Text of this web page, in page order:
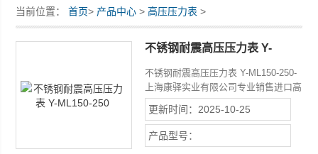
当前位置：首页> 产品中心 >高压压力表 >
不锈钢耐震高压压力表 Y-
不锈钢耐震高压压力表 Y-ML150-250-
上海康驿实业有限公司专业销售进口高
压压力表高精度等级一般压力表系列，
一般压力表量程广，品种型号多，特性
优良，螺纹规格齐全
更新时间：2025-10-25
产品型号：